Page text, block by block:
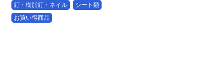
釘・樹脂釘・ネイル
シート類
お買い得商品